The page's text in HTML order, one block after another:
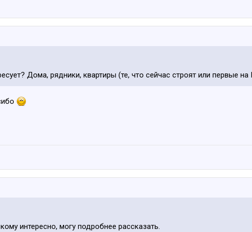
Дома, рядники, квартиры (те, что сейчас строят или первые на
интересно, могу подробнее рассказать.